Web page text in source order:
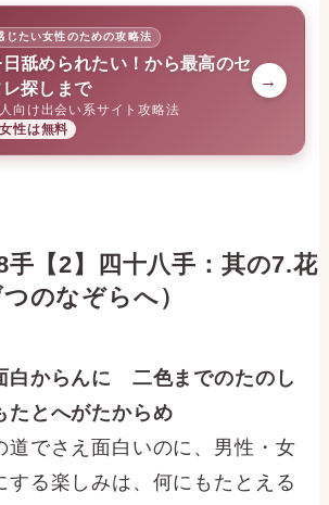
じたい女性のための攻略法
舐められたい！から最高のセ
レ探しまで
向け出会い系サイト攻略法
女性は無料
→
【2】四十八手：其の7.花
のなぞらへ）
白からんに 二色までのたのし
とへがたからめ
道でさえ面白いのに、男性・女
する楽しみは、何にもたとえる